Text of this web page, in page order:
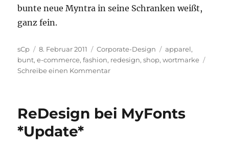
bunte neue Myntra in seine Schranken weißt,
ganz fein.
Autor
sCp
Veröffentlicht
am
8. Februar 2011 Kategorien
Corporate-Design Schlagwörter
apparel,
bunt,e-commerce,fashion, redesign,shop,wortmarke
Schreibe einen Kommentarzu
ReDesign bei MyFonts
*Update*